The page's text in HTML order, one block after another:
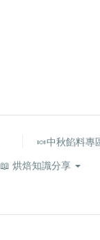
🍬中秋餡料專
📖 烘焙知識分享